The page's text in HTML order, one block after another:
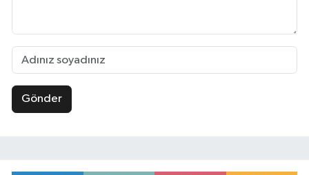
Gönder